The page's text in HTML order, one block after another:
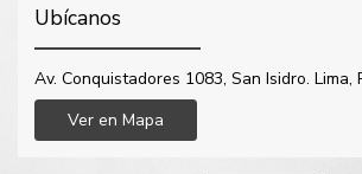
Ubícanos
Av. Conquistadores 1083, San Isidro. Lima,
Ver en Mapa